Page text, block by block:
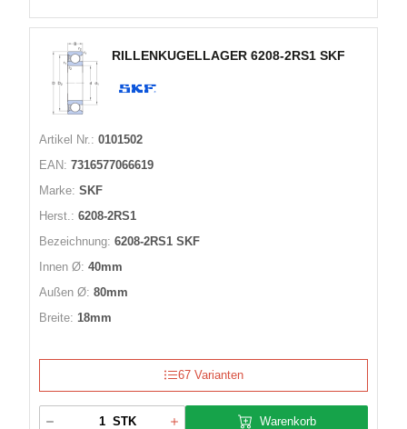
RILLENKUGELLAGER 6208-2RS1 SKF
Artikel Nr.: 0101502
EAN: 7316577066619
Marke: SKF
Herst.: 6208-2RS1
Bezeichnung: 6208-2RS1 SKF
Innen Ø: 40mm
Außen Ø: 80mm
Breite: 18mm
67 Varianten
STK Warenkorb